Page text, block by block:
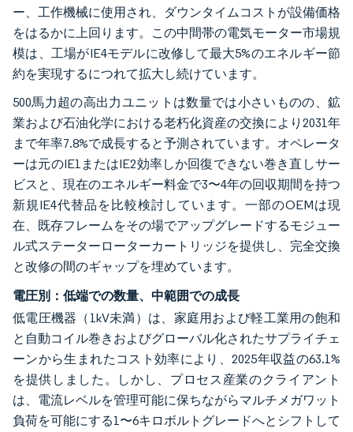
ー、工作機械に使用され、ダウンタイムコストが設備価格
をはるかに上回ります。この中間帯の電気モーター市場規
模は、工場がIE4モデルに改修して最大5%のエネルギー節
約を実現するにつれて拡大し続けています。
500馬力超の高出力ユニットは数量では小さいものの、鉱
業および石油化学における老朽化資産の交換により2031年
まで年率7.8%で成長すると予測されています。オペレータ
ーは元のIE1またはIE2効率しか回復できない巻き直しサー
ビスと、現在のエネルギー料金で3〜4年の回収期間を持つ
新規IE4代替品を比較検討しています。一部のOEMは現
在、既存フレームをその場でアップグレードするモジュー
ル式ステーターローターカートリッジを提供し、完全交換
と改修の間のギャップを埋めています。
電圧別：低端での数量、中範囲での成長
低電圧機器（1kV未満）は、家庭用および軽工業用の飽和
と自動コイル巻きおよびグローバル化されたサプライチェ
ーンから生まれたコスト効率により、2025年収益の63.1%
を提供しました。しかし、プロセス産業のクライアント
は、電流レベルを管理可能に保ちながらマルチメガワット
負荷を可能にする1〜6キロボルトグレードへとシフトして